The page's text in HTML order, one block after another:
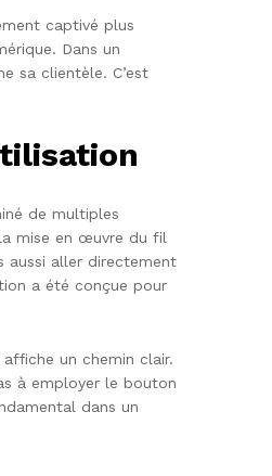
captivé plus
Dans un
sa clientèle. C’est
de multiples
mise en œuvre du fil
aussi aller directement
a été conçue pour
un chemin clair.
à employer le bouton
dans un